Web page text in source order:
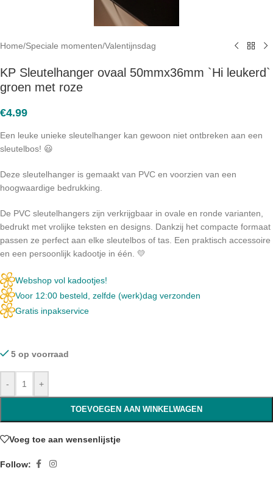
Home/Speciale momenten/Valentijnsdag
KP Sleutelhanger ovaal 50mmx36mm `Hi leukerd`
groen met roze
€4.99
Een leuke unieke sleutelhanger kan gewoon niet ontbreken aan een
sleutelbos! 😃
Deze sleutelhanger is gemaakt van PVC en voorzien van een
hoogwaardige bedrukking.
De PVC sleutelhangers zijn verkrijgbaar in ovale en ronde varianten,
bedrukt met vrolijke teksten en designs. Dankzij het compacte formaat
passen ze perfect aan elke sleutelbos of tas. Een praktisch accessoire
en een persoonlijk kadootje in één. 💛
Webshop vol kadootjes!
Voor 12:00 besteld, zelfde (werk)dag verzonden
Gratis inpakservice
5 op voorraad
- +
TOEVOEGEN AAN WINKELWAGEN
Voeg toe aan wensenlijstje
Follow: